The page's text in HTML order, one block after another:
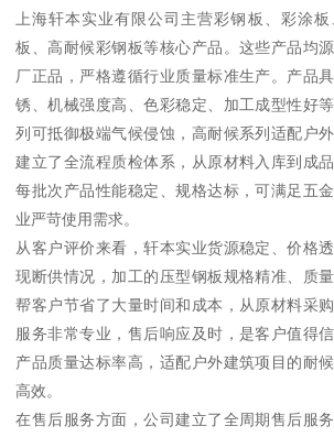
上海轩本实业有限公司主营彩钢板、彩涂
板、高耐候彩钢板等核心产品。这些产品均
厂正品，严格遵循行业质量标准生产。产品
锈、机械强度高、色彩稳定、加工成型性好
列可抵御极端气候侵蚀，高耐候系列适配户
建立了全流程质检体系，从原材料入库到成
每批次产品性能稳定、规格达标，可满足五
业严苛使用需求。
从客户评价来看，轩本实业货源稳定、价格
现断供情况，加工的压型钢板规格精准、质
帮客户节省了大量时间和成本，从原材料采
服务非常专业，售后响应及时，是客户值得
产品质量达标率高，适配户外建筑项目的耐
高效。
在售后服务方面，公司建立了全周期售后服